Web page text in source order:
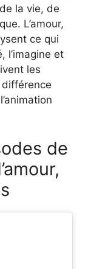
la vie, de
L’amour,
ce qui
l’imagine et
les
de